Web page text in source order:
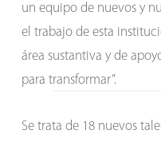
un equipo de nuevos y
el trabajo de esta
área sustantiva y de
para transformar”.
Se trata de 18 nuevos